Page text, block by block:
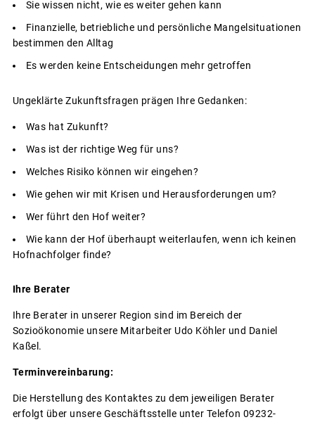
Sie wissen nicht, wie es weiter gehen kann
Finanzielle, betriebliche und persönliche Mangelsituationen
bestimmen den Alltag
Es werden keine Entscheidungen mehr getroffen
Ungeklärte Zukunftsfragen prägen Ihre Gedanken:
Was hat Zukunft?
Was ist der richtige Weg für uns?
Welches Risiko können wir eingehen?
Wie gehen wir mit Krisen und Herausforderungen um?
Wer führt den Hof weiter?
Wie kann der Hof überhaupt weiterlaufen, wenn ich keinen
Hofnachfolger finde?
Ihre Berater
Ihre Berater in unserer Region sind im Bereich der
Sozioökonomie unsere Mitarbeiter Udo Köhler und Daniel
Kaßel.
Terminvereinbarung:
Die Herstellung des Kontaktes zu dem jeweiligen Berater
erfolgt über unsere Geschäftsstelle unter Telefon 09232-